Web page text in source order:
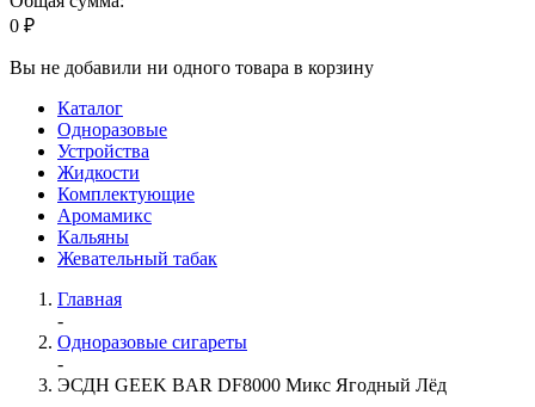
0 ₽
Вы не добавили ни одного товара в корзину
Каталог
Одноразовые
Устройства
Жидкости
Комплектующие
Аромамикс
Кальяны
Жевательный табак
Главная
-
Одноразовые сигареты
-
ЭСДН GEEK BAR DF8000 Микс Ягодный Лёд